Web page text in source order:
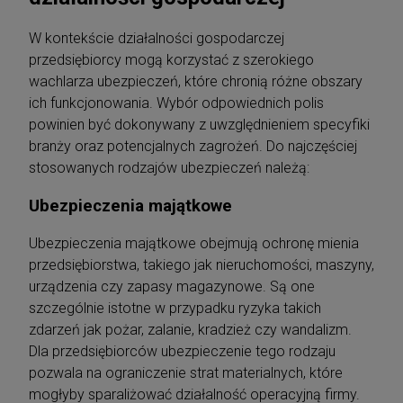
prawne na egzamin wstępny 2026
208,05 zł
Cena regularna:219,00 zł
Najniższa cena:219,00 zł
DO KOSZYKA
W kontekście działalności gospodarczej
przedsiębiorcy mogą korzystać z szerokiego
wachlarza ubezpieczeń, które chronią różne obszary
ich funkcjonowania. Wybór odpowiednich polis
powinien być dokonywany z uwzględnieniem specyfiki
branży oraz potencjalnych zagrożeń. Do najczęściej
stosowanych rodzajów ubezpieczeń należą:
Ubezpieczenia majątkowe
Ubezpieczenia majątkowe obejmują ochronę mienia
przedsiębiorstwa, takiego jak nieruchomości, maszyny,
urządzenia czy zapasy magazynowe. Są one
szczególnie istotne w przypadku ryzyka takich
zdarzeń jak pożar, zalanie, kradzież czy wandalizm.
Dla przedsiębiorców ubezpieczenie tego rodzaju
pozwala na ograniczenie strat materialnych, które
mogłyby sparaliżować działalność operacyjną firmy.